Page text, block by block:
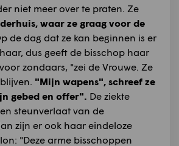
niet meer over te praten. Ze
waar ze graag voor de
de dag dat ze kan beginnen is er
dus geeft de bisschop haar
zondaars, "zei de Vrouwe. Ze
"Mijn wapens", schreef ze
gebed en offer". De ziekte
steunverlaat van de
zijn er ook haar eindeloze
"Deze arme bisschoppen